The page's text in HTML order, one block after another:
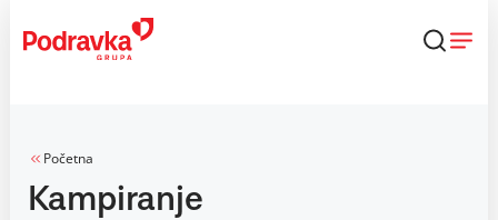
content
Početna
Kampiranje